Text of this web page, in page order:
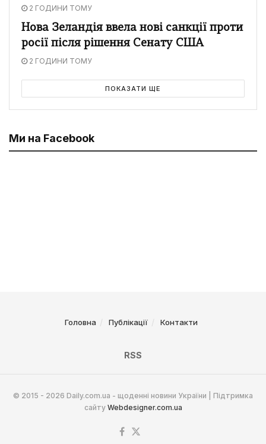
2 ГОДИНИ ТОМУ
Нова Зеландія ввела нові санкції проти
росії після рішення Сенату США
2 ГОДИНИ ТОМУ
ПОКАЗАТИ ЩЕ
Ми на Facebook
Головна Публікації Контакти
RSS
© 2015 - 2026 Daily.com.ua - щоденні новини України | Підтримка
сайту Webdesigner.com.ua